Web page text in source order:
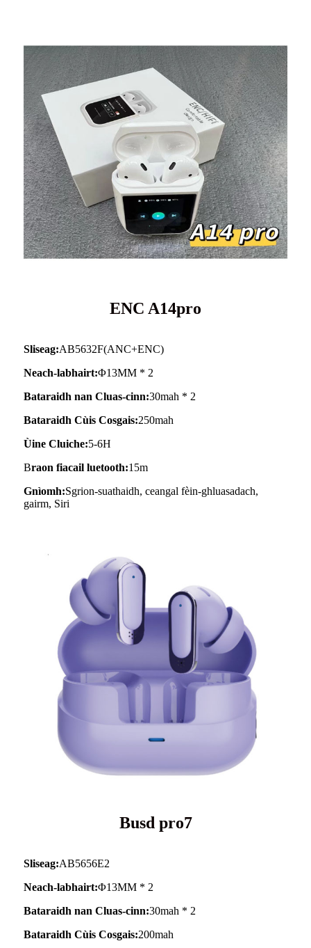
ENC A14pro
Sliseag:AB5632F(ANC+ENC)
Neach-labhairt:Φ13MM * 2
Bataraidh nan Cluas-cinn:30mah * 2
Bataraidh Cùis Cosgais:250mah
Ùine Cluiche:5-6H
Braon fiacail luetooth:15m
Gnìomh:Sgrion-suathaidh, ceangal fèin-ghluasadach,
gairm, Siri
Busd pro7
Sliseag:AB5656E2
Neach-labhairt:Φ13MM * 2
Bataraidh nan Cluas-cinn:30mah * 2
Bataraidh Cùis Cosgais:200mah